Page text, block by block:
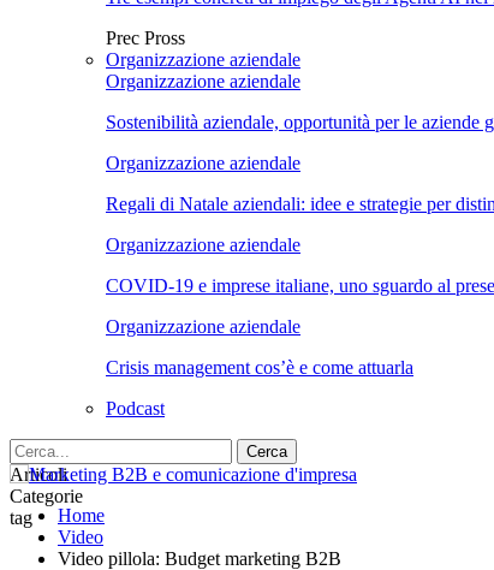
Prec Pross
Organizzazione aziendale
Organizzazione aziendale
Sostenibilità aziendale, opportunità per le aziende
Organizzazione aziendale
Regali di Natale aziendali: idee e strategie per
Organizzazione aziendale
COVID-19 e imprese italiane, uno sguardo al
Organizzazione aziendale
Crisis management cos’è e come attuarla
Podcast
Articoli
Categorie
tag
Home
Video
Video pillola: Budget marketing B2B